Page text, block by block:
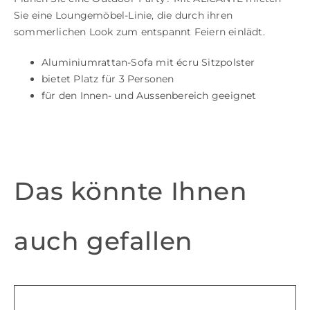
Sie eine Loungemöbel-Linie, die durch ihren
sommerlichen Look zum entspannt Feiern einlädt.
Aluminiumrattan-Sofa mit écru Sitzpolster
bietet Platz für 3 Personen
für den Innen- und Aussenbereich geeignet
Das könnte Ihnen
auch gefallen